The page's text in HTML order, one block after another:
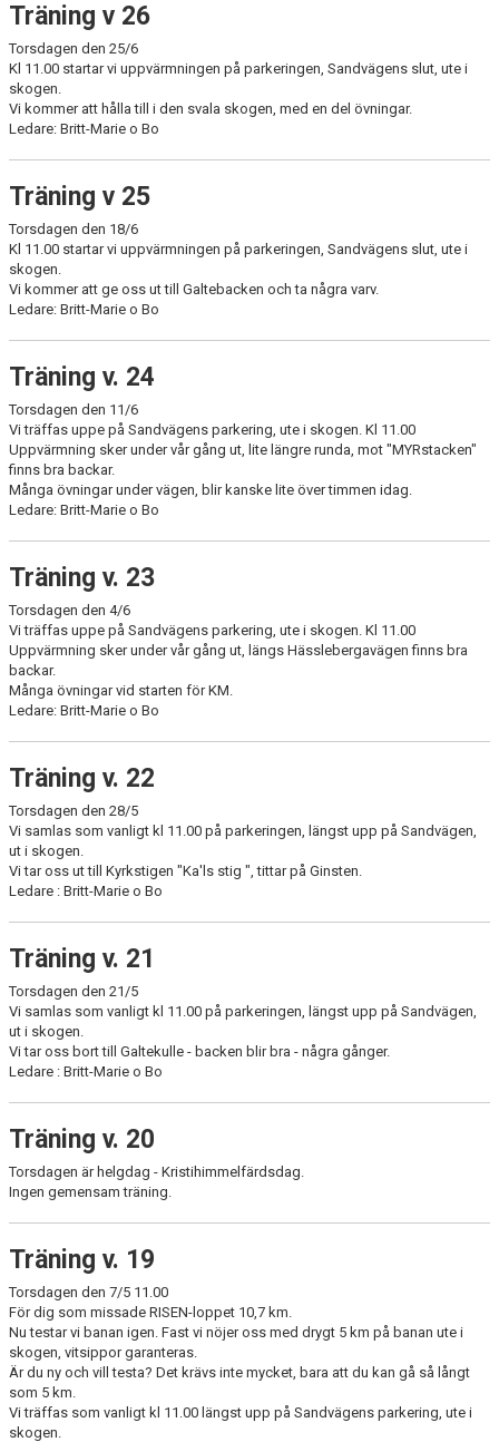
Träning v 26
Torsdagen den 25/6
Kl 11.00 startar vi uppvärmningen på parkeringen, Sandvägens slut, ute i
skogen.
Vi kommer att hålla till i den svala skogen, med en del övningar.
Ledare: Britt-Marie o Bo
Träning v 25
Torsdagen den 18/6
Kl 11.00 startar vi uppvärmningen på parkeringen, Sandvägens slut, ute i
skogen.
Vi kommer att ge oss ut till Galtebacken och ta några varv.
Ledare: Britt-Marie o Bo
Träning v. 24
Torsdagen den 11/6
Vi träffas uppe på Sandvägens parkering, ute i skogen. Kl 11.00
Uppvärmning sker under vår gång ut, lite längre runda, mot "MYRstacken"
finns bra backar.
Många övningar under vägen, blir kanske lite över timmen idag.
Ledare: Britt-Marie o Bo
Träning v. 23
Torsdagen den 4/6
Vi träffas uppe på Sandvägens parkering, ute i skogen. Kl 11.00
Uppvärmning sker under vår gång ut, längs Hässlebergavägen finns bra
backar.
Många övningar vid starten för KM.
Ledare: Britt-Marie o Bo
Träning v. 22
Torsdagen den 28/5
Vi samlas som vanligt kl 11.00 på parkeringen, längst upp på Sandvägen,
ut i skogen.
Vi tar oss ut till Kyrkstigen "Ka'ls stig ", tittar på Ginsten.
Ledare : Britt-Marie o Bo
Träning v. 21
Torsdagen den 21/5
Vi samlas som vanligt kl 11.00 på parkeringen, längst upp på Sandvägen,
ut i skogen.
Vi tar oss bort till Galtekulle - backen blir bra - några gånger.
Ledare : Britt-Marie o Bo
Träning v. 20
Torsdagen är helgdag - Kristihimmelfärdsdag.
Ingen gemensam träning.
Träning v. 19
Torsdagen den 7/5 11.00
För dig som missade RISEN-loppet 10,7 km.
Nu testar vi banan igen. Fast vi nöjer oss med drygt 5 km på banan ute i
skogen, vitsippor garanteras.
Är du ny och vill testa? Det krävs inte mycket, bara att du kan gå så långt
som 5 km.
Vi träffas som vanligt kl 11.00 längst upp på Sandvägens parkering, ute i
skogen.